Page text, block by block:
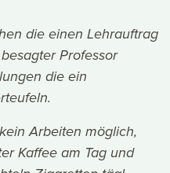
die einen Lehrauftrag
Professor
die ein
Arbeiten möglich,
Kaffee am Tag und